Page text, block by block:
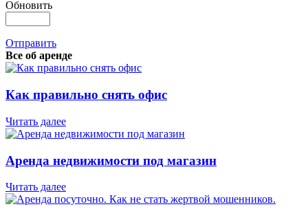
Обновить
Отправить
Все об аренде
Как правильно снять офис
Читать далее
Аренда недвижимости под магазин
Читать далее